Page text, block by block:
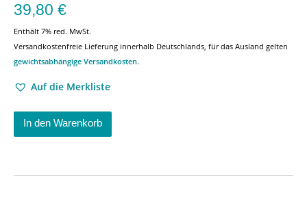
39,80 €
Enthält 7% red. MwSt.
Versandkostenfreie Lieferung innerhalb Deutschlands, für das Ausland gelten
gewichtsabhängige Versandkosten.
Auf die Merkliste
In den Warenkorb